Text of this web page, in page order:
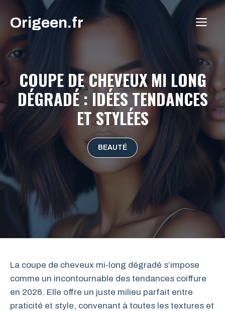
contenu
Origeen.fr
COUPE DE CHEVEUX MI LONG
DÉGRADÉ : IDÉES TENDANCES
ET STYLÉES
BEAUTÉ
La coupe de cheveux mi-long dégradé s’impose
comme un incontournable des tendances coiffure
en 2026. Elle offre un juste milieu parfait entre
praticité et style, convenant à toutes les textures et